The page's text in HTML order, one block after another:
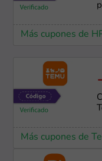
Más cupones de
Más cupones de